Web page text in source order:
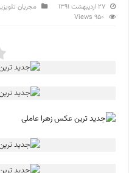
۲۷ اردیبهشت ۱۳۹۱ مجریان
950 Views